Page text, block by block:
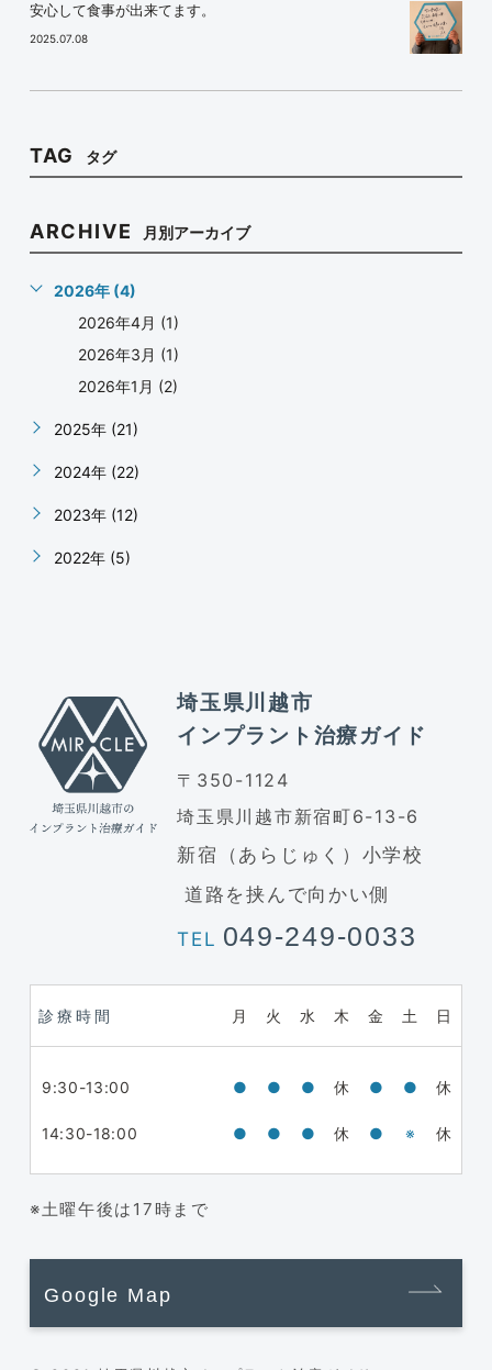
安心して食事が出来てます。
2025.07.08
TAG タグ
ARCHIVE 月別アーカイブ
2026年 (4)
2026年4月 (1)
2026年3月 (1)
2026年1月 (2)
2025年 (21)
2024年 (22)
2023年 (12)
2022年 (5)
埼玉県川越市
インプラント治療ガイド
〒350-1124
埼玉県川越市新宿町6-13-6
新宿（あらじゅく）小学校
道路を挟んで向かい側
TEL 049-249-0033
診療時間 月 火 水 木 金 土 日
9:30-13:00 ● ● ● 休 ● ● 休
14:30-18:00 ● ● ● 休 ● ※ 休
※土曜午後は17時まで
Google Map